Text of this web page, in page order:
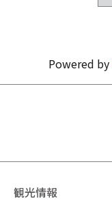
Powered by
観光情報